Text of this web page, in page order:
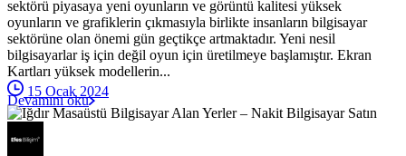
sektörü piyasaya yeni oyunların ve görüntü kalitesi yüksek
oyunların ve grafiklerin çıkmasıyla birlikte insanların bilgisayar
sektörüne olan önemi gün geçtikçe artmaktadır. Yeni nesil
bilgisayarlar iş için değil oyun için üretilmeye başlamıştır. Ekran
Kartları yüksek modellerin...
15 Ocak 2024
Devamını oku